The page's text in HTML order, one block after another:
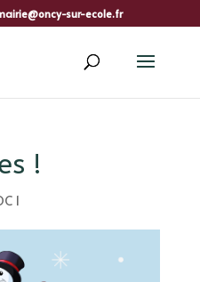
sur-ecole.fr
!
1